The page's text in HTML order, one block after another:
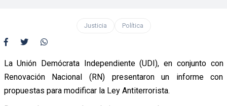
Justicia Política
La Unión Demócrata Independiente (UDI), en conjunto con
Renovación Nacional (RN) presentaron un informe con
propuestas para modificar la Ley Antiterrorista.